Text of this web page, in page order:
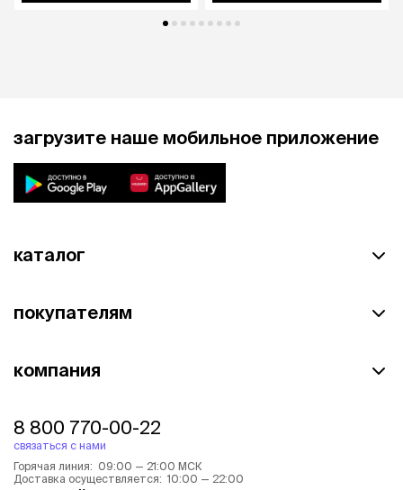
загрузите наше мобильное приложение
каталог
покупателям
компания
8 800 770-00-22
связаться с нами
Горячая линия: 09:00 — 21:00 МСК
Доставка осуществляется: 10:00 — 22:00